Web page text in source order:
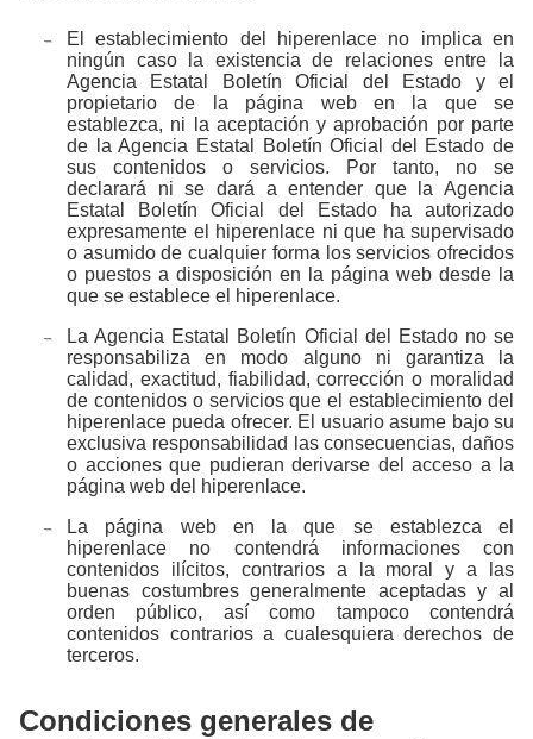
El establecimiento del hiperenlace no implica en
ningún caso la existencia de relaciones entre la
Agencia Estatal Boletín Oficial del Estado y el
propietario de la página web en la que se
establezca, ni la aceptación y aprobación por parte
de la Agencia Estatal Boletín Oficial del Estado de
sus contenidos o servicios. Por tanto, no se
declarará ni se dará a entender que la Agencia
Estatal Boletín Oficial del Estado ha autorizado
expresamente el hiperenlace ni que ha supervisado
o asumido de cualquier forma los servicios ofrecidos
o puestos a disposición en la página web desde la
que se establece el hiperenlace.
La Agencia Estatal Boletín Oficial del Estado no se
responsabiliza en modo alguno ni garantiza la
calidad, exactitud, fiabilidad, corrección o moralidad
de contenidos o servicios que el establecimiento del
hiperenlace pueda ofrecer. El usuario asume bajo su
exclusiva responsabilidad las consecuencias, daños
o acciones que pudieran derivarse del acceso a la
página web del hiperenlace.
La página web en la que se establezca el
hiperenlace no contendrá informaciones con
contenidos ilícitos, contrarios a la moral y a las
buenas costumbres generalmente aceptadas y al
orden público, así como tampoco contendrá
contenidos contrarios a cualesquiera derechos de
terceros.
Condiciones generales de